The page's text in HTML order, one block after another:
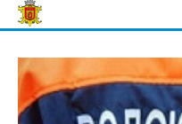
Skip
to